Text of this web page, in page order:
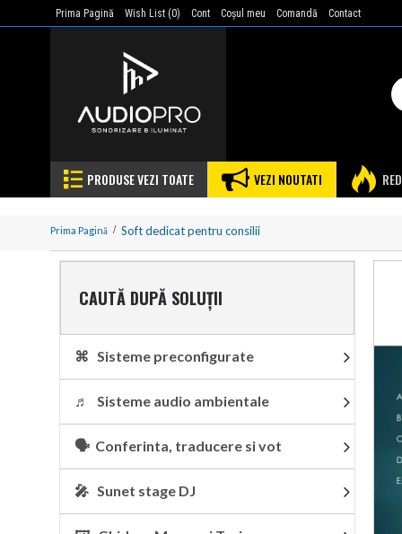
Prima Pagină Wish List (0) Cont Coşul meu Comandă Contact
PRODUSE VEZI TOATE VEZI NOUTATI
Prima Pagină Soft dedicat pentru consilii
CAUTĂ DUPĂ SOLUȚII
⌘ Sisteme preconfigurate
♬ Sisteme audio ambientale
🗣 Conferinta, traducere si vot
🎤 Sunet stage DJ